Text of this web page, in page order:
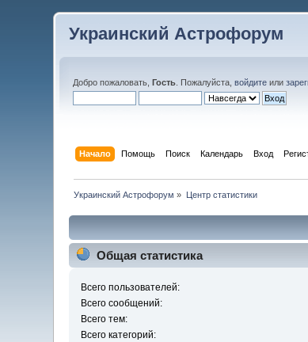
Украинский Астрофорум
Добро пожаловать,Гость . Пожалуйста,войдите или
Начало Помощь Поиск Календарь Вход
Украинский Астрофорум » Центр статистики
Общая статистика
Всего пользователей:
Всего сообщений:
Всего тем:
Всего категорий: